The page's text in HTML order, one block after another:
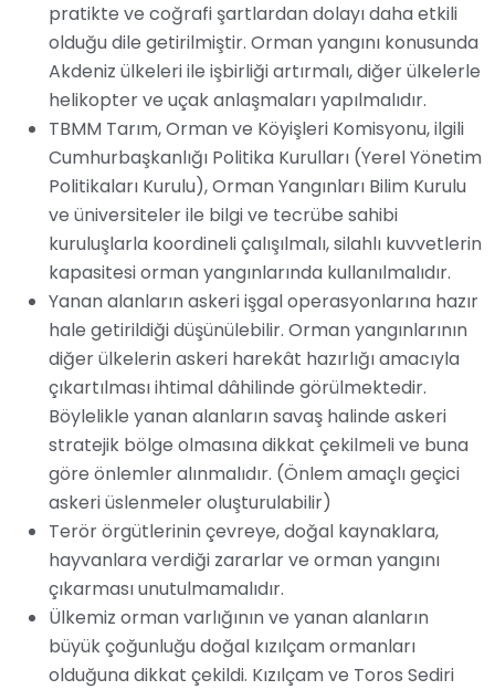
pratikte ve coğrafi şartlardan dolayı daha etkili
olduğu dile getirilmiştir. Orman yangını konusunda
Akdeniz ülkeleri ile işbirliği artırmalı, diğer ülkelerle
helikopter ve uçak anlaşmaları yapılmalıdır.
TBMM Tarım, Orman ve Köyişleri Komisyonu, ilgili
Cumhurbaşkanlığı Politika Kurulları (Yerel Yönetim
Politikaları Kurulu), Orman Yangınları Bilim Kurulu
ve üniversiteler ile bilgi ve tecrübe sahibi
kuruluşlarla koordineli çalışılmalı, silahlı kuvvetlerin
kapasitesi orman yangınlarında kullanılmalıdır.
Yanan alanların askeri işgal operasyonlarına hazır
hale getirildiği düşünülebilir. Orman yangınlarının
diğer ülkelerin askeri harekât hazırlığı amacıyla
çıkartılması ihtimal dâhilinde görülmektedir.
Böylelikle yanan alanların savaş halinde askeri
stratejik bölge olmasına dikkat çekilmeli ve buna
göre önlemler alınmalıdır. (Önlem amaçlı geçici
askeri üslenmeler oluşturulabilir)
Terör örgütlerinin çevreye, doğal kaynaklara,
hayvanlara verdiği zararlar ve orman yangını
çıkarması unutulmamalıdır.
Ülkemiz orman varlığının ve yanan alanların
büyük çoğunluğu doğal kızılçam ormanları
olduğuna dikkat çekildi. Kızılçam ve Toros Sediri